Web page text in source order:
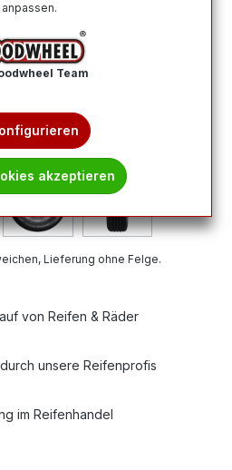
Lieferung ohne Felge.
von Reifen & Räder
unsere Reifenprofis
im Reifenhandel
anpassen.
Team
akzeptieren